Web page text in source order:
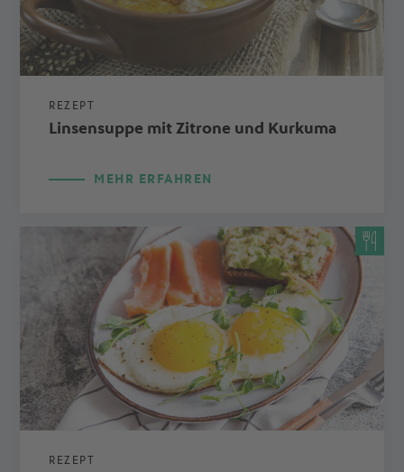
REZEPT
Linsensuppe mit Zitrone und Kurkuma
MEHR ERFAHREN
REZEPT